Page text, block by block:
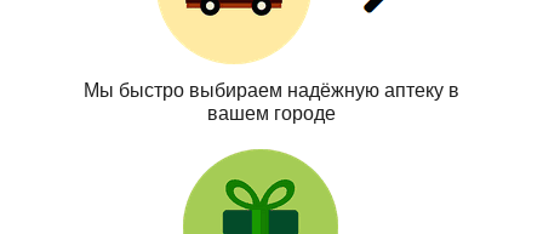
Мы быстро выбираем надёжную аптеку в
вашем городе